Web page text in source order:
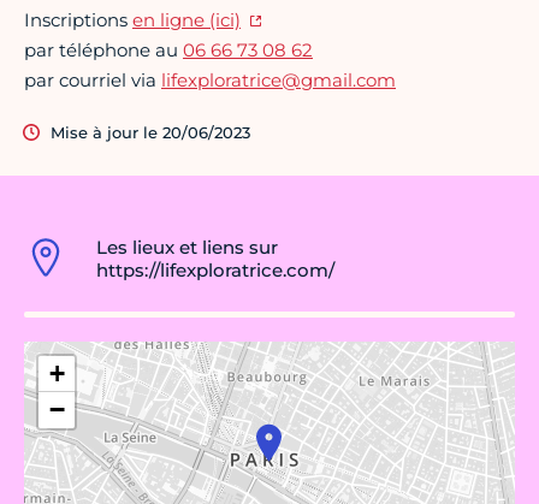
Les lieux et liens sur
https://lifexploratrice.com/
+
−
Inscriptions en ligne (ici)
par téléphone au 06 66 73 08 62
par courriel via lifexploratrice@gmail.com
Mise à jour le 20/06/2023